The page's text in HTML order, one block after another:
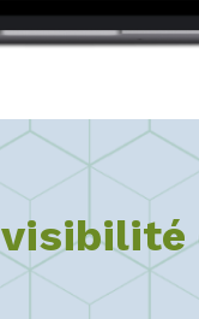
visibilité